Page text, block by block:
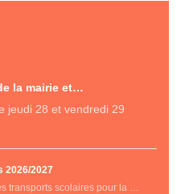
la mairie et…
jeudi 28 et vendredi 29
2026/2027
transports scolaires pour la …